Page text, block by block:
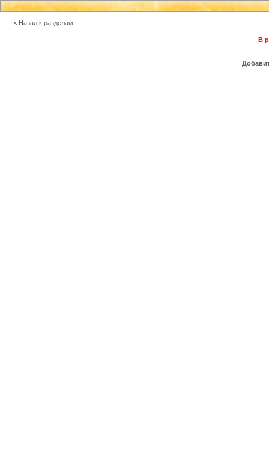
< Назад к разделам
В